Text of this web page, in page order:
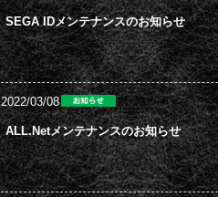
SEGA IDメンテナンスのお知らせ
2022/03/08
ALL.Netメンテナンスのお知らせ